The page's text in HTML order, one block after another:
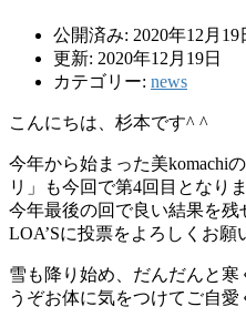
公開済み: 2020年12月19
更新: 2020年12月19日
カテゴリー: news
こんにちは、杉本です^ ^
今年から始まった美komachi
リ」も今回で第4回目となりま
今年最後の回で良い結果を
LOA’Sに投票をよろしくお願
雪も降り始め、だんだんと
うぞお体に気をつけてご自愛